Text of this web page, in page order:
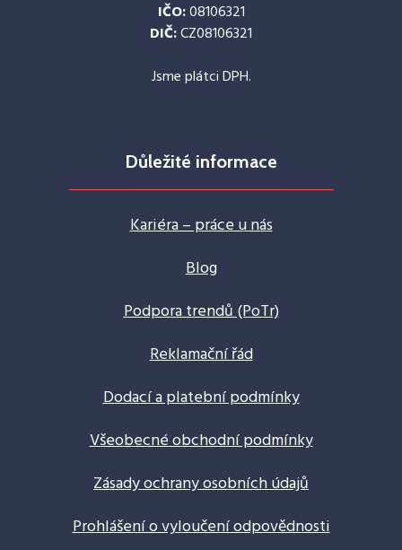
IČO:08106321
DIČ:CZ08106321
Jsme plátci DPH.
Důležité informace
Kariéra – práce u nás
Blog
Podpora trendů (PoTr)
Reklamační řád
Dodací a platební podmínky
Všeobecné obchodní podmínky
Zásady ochrany osobních údajů
Prohlášení o vyloučení odpovědnosti